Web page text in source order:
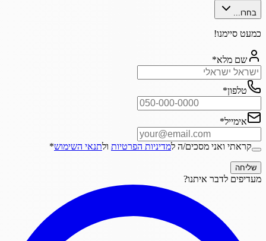
בחרו...
כמעט סיימנו!
שם מלא*
טלפון*
אימייל*
קראתי ואני מסכים/ה למדיניות הפרטיות ולתנאי השימוש*
שליחה
מעדיפים לדבר איתנו?